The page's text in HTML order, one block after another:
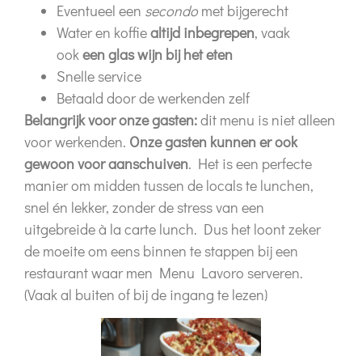
Eventueel een secondo met bijgerecht
Water en koffiealtijd inbegrepen, vaak
ookeen glas wijn bij het eten
Snelle service
Betaald door de werkenden zelf
Belangrijk voor onze gasten:dit menu is niet alleen
voor werkenden. Onze gasten kunnen er ook
gewoon voor aanschuiven. Het is een perfecte
manier om midden tussen de locals te lunchen,
snel én lekker, zonder de stress van een
uitgebreide à la carte lunch. Dus het loont zeker
de moeite om eens binnen te stappen bij een
restaurant waar men Menu Lavoro serveren.
(Vaak al buiten of bij de ingang te lezen)